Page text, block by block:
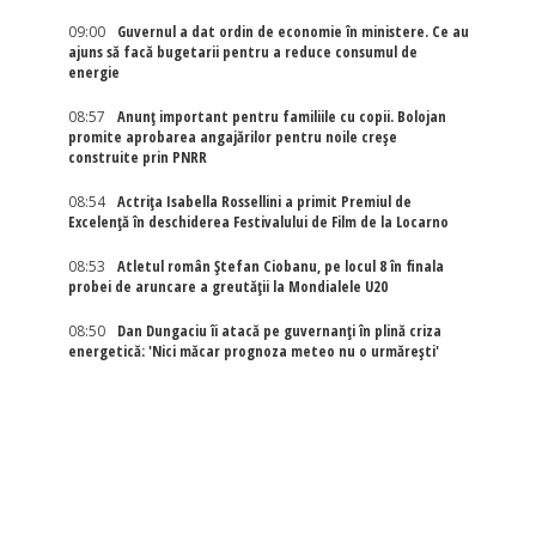
09:00
Guvernul a dat ordin de economie în ministere. Ce au
ajuns să facă bugetarii pentru a reduce consumul de
energie
08:57
Anunț important pentru familiile cu copii. Bolojan
promite aprobarea angajărilor pentru noile creșe
construite prin PNRR
08:54
Actriţa Isabella Rossellini a primit Premiul de
Excelenţă în deschiderea Festivalului de Film de la Locarno
08:53
Atletul român Ștefan Ciobanu, pe locul 8 în finala
probei de aruncare a greutății la Mondialele U20
08:50
Dan Dungaciu îi atacă pe guvernanți în plină criza
energetică: 'Nici măcar prognoza meteo nu o urmărești'